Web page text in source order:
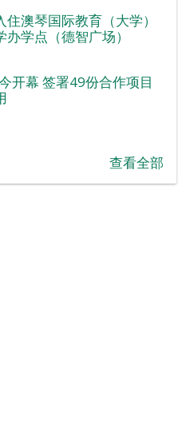
澳琴国际教育（大学）
学点（德智广场）
开幕 签署49份合作项目
查看全部